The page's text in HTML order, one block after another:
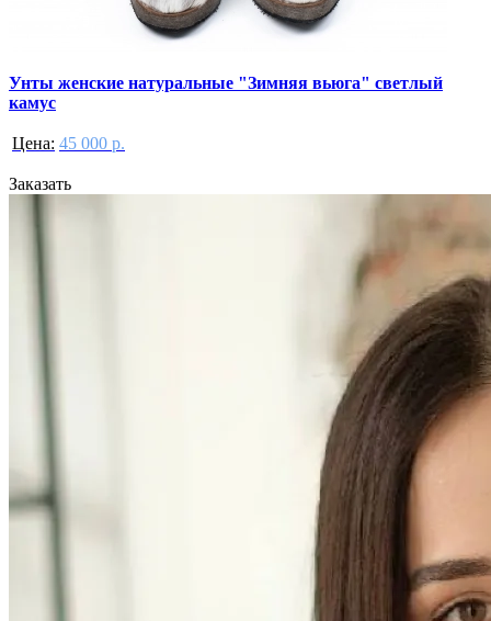
Унты женские натуральные "Зимняя вьюга" светлый
камус
Цена: 45 000 р.
Заказать